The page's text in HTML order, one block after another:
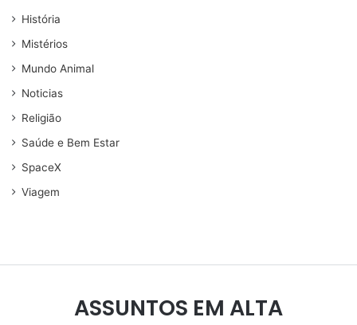
História
Mistérios
Mundo Animal
Noticias
Religião
Saúde e Bem Estar
SpaceX
Viagem
ASSUNTOS EM ALTA